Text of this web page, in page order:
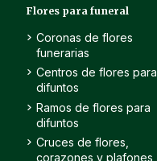
Flores para funeral
Coronas de flores
funerarias
Centros de flores para
difuntos
Ramos de flores para
difuntos
Cruces de flores,
corazones y plafones